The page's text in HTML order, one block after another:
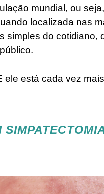
mundial, ou seja,
localizada nas
simples do cotidiano,
ele está cada vez